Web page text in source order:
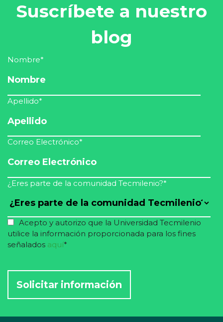
Suscríbete a nuestro
blog
Nombre*
Apellido*
Correo Electrónico*
¿Eres parte de la comunidad Tecmilenio?*
Acepto y autorizo que la Universidad Tecmilenio
utilice la información proporcionada para los fines
señalados aquí*